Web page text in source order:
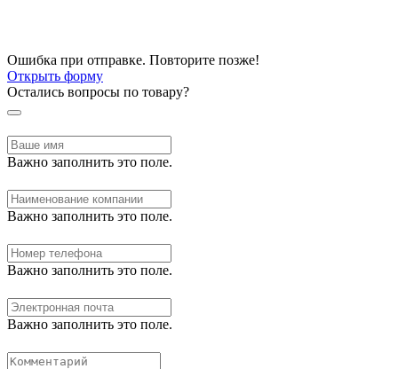
Ошибка при отправке. Повторите позже!
Открыть форму
Остались вопросы по товару?
Важно заполнить это поле.
Важно заполнить это поле.
Важно заполнить это поле.
Важно заполнить это поле.